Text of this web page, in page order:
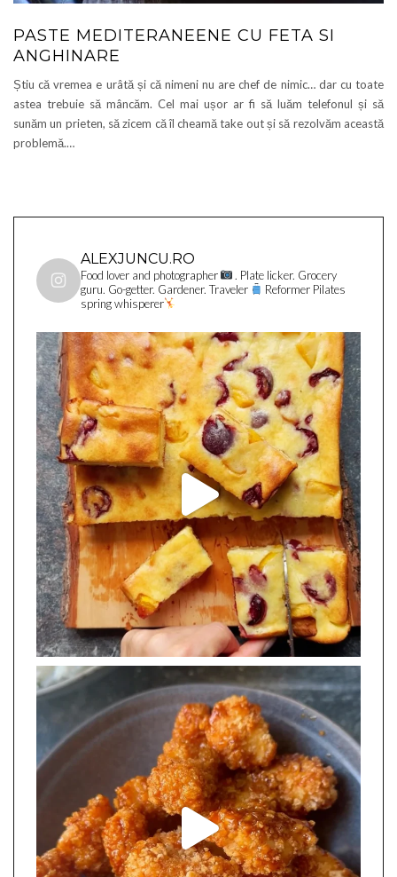
PASTE MEDITERANEENE CU FETA SI
ANGHINARE
Știu că vremea e urâtă și că nimeni nu are chef de nimic… dar cu toate
astea trebuie să mâncăm. Cel mai ușor ar fi să luăm telefonul și să
sunăm un prieten, să zicem că îl cheamă take out și să rezolvăm această
problemă.…
ALEXJUNCU.RO
Food lover and photographer
. Plate licker. Grocery
guru. Go-getter. Gardener. Traveler
Reformer Pilates
spring whisperer